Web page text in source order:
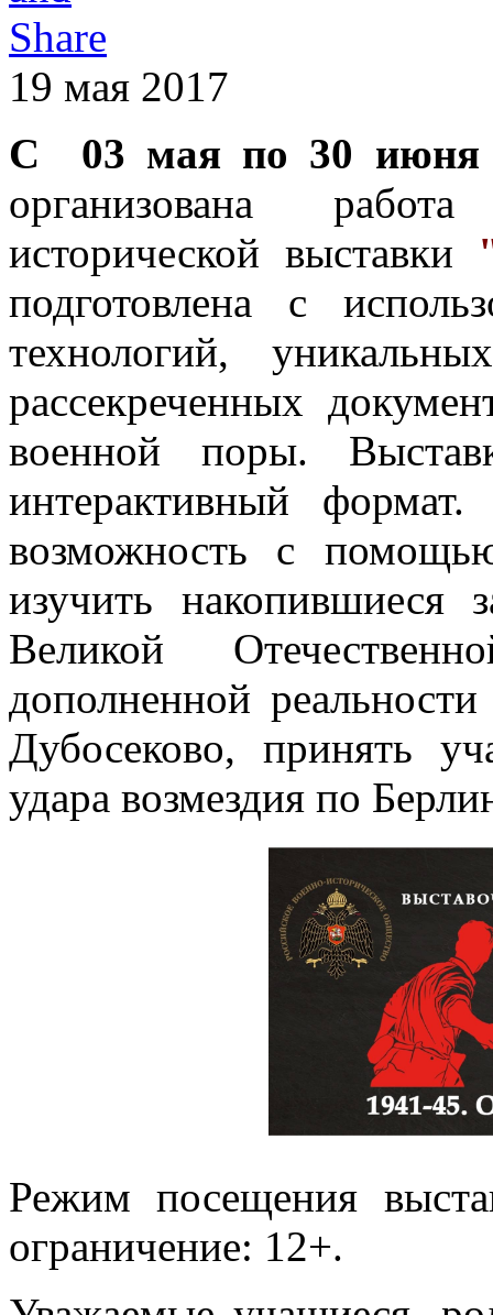
19 мая 2017
С 03 мая по 30 июня
организована
исторической выставки
подготовлена с
технологий,
рассекреченных
военной поры.
интерактивный формат.
возможность с
изучить
Великой
дополненной
Дубосеково, принять
удара возмездия по
Режим посещения
ограничение: 12+.